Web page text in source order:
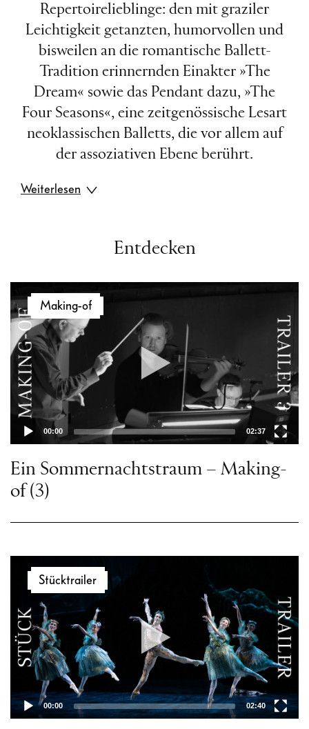
Repertoirelieblinge: den mit graziler
Leichtigkeit getanzten, humorvollen und
bisweilen an die romantische Ballett-
Tradition erinnernden Einakter »The
Dream« sowie das Pendant dazu, »The
Four Seasons«, eine zeitgenössische Lesart
neoklassischen Balletts, die vor allem auf
der assoziativen Ebene berührt.
Weiterlesen
Midsummer Night’s Dream« und David
von Vivaldis »Vier Jahreszeiten« – haben
jeweils zeitlos gültiges Tanztheater
erschaffen. Die Sächsische Staatskapelle
Dresden und das Semperoper Ballett
wirken kongenial zusammen, bringen
Oberon, Titania und Puck mit viel
Humor auf die Bühne und verwandeln
anschließend Max Richters
Neukomposition von Vivaldis »Vier
Jahreszeiten« (2012) in fließende
Entdecken
Video-
Player
00:00 02:37
Making-of
Ein Sommernachtstraum – Making-
of (3)
Video-
Player
00:00 02:40
Stücktrailer